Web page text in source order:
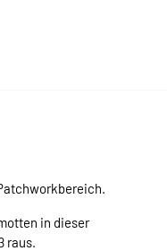
in dieser
raus.